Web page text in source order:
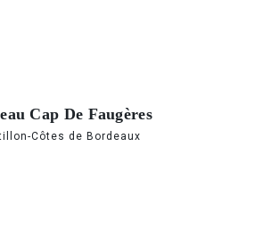
Cap De Faugères
Côtes de Bordeaux